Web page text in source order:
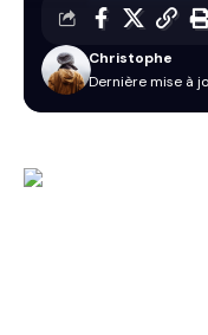
Dernière mise à
Christophe